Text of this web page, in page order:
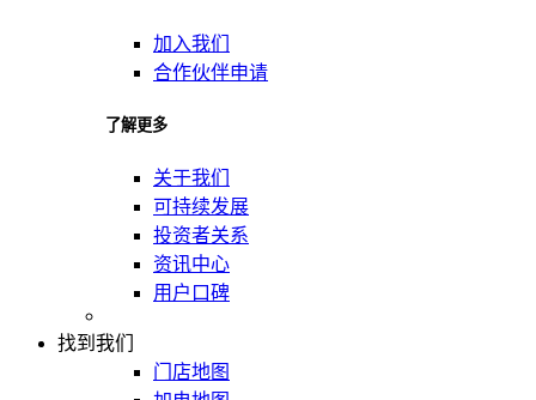
加入我们
合作伙伴申请
了解更多
关于我们
可持续发展
投资者关系
资讯中心
用户口碑
找到我们
门店地图